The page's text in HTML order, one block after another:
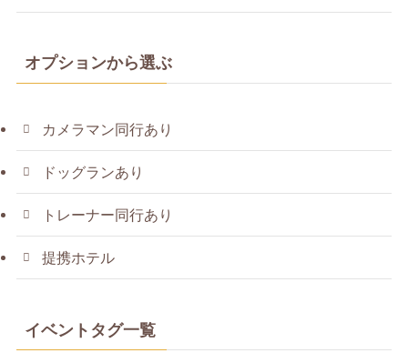
オプションから選ぶ
カメラマン同行あり
ドッグランあり
トレーナー同行あり
提携ホテル
イベントタグ一覧